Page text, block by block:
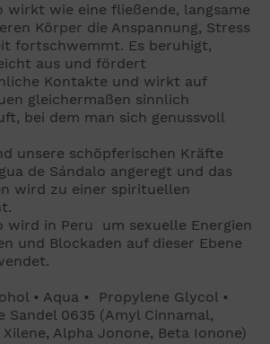
wirkt wie eine fließende, langsame
Körper die Anspannung, Stress
fortschwemmt. Es beruhigt,
aus und fördert
Kontakte und wirkt auf
gleichermaßen sinnlich
bei dem man sich genussvoll
unsere schöpferischen Kräfte
de Sándalo angeregt und das
wird zu einer spirituellen
wird in Peru um sexuelle Energien
und Blockaden auf dieser Ebene
• Aqua • Propylene Glycol •
Sandel 0635 (Amyl Cinnamal,
Alpha Jonone, Beta Ionone)